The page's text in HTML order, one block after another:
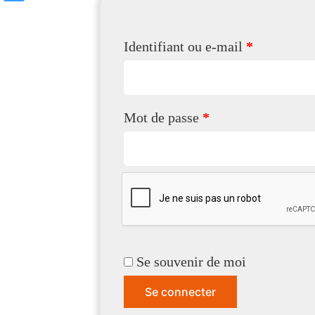
Identifiant ou e-mail *
Mot de passe *
Se souvenir de moi
Se connecter